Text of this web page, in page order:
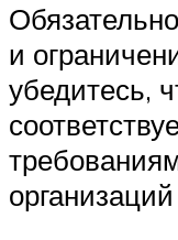
и
убедитесь,
организаций